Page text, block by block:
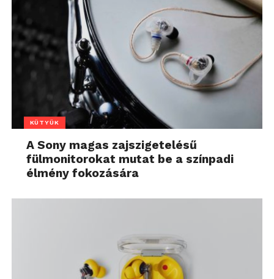
KÜTYÜK
A Sony magas zajszigetelésű
fülmonitorokat mutat be a színpadi
élmény fokozására